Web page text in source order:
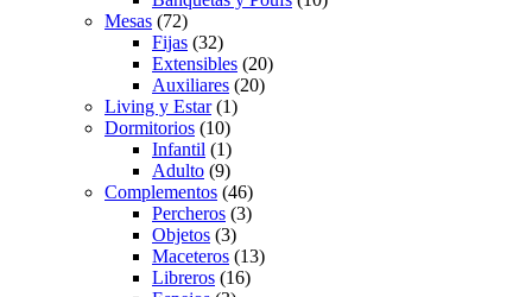
Mesas (72)
Fijas (32)
Extensibles (20)
Auxiliares (20)
Living y Estar(1)
Dormitorios (10)
Infantil (1)
Adulto (9)
Complementos (46)
Percheros (3)
Objetos (3)
Maceteros (13)
Libreros (16)